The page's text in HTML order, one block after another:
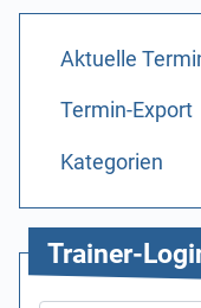
Aktuelle
Termin-Export
Kategorien
Trainer-